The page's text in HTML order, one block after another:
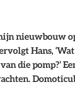
nieuwbouw
Hans,
die pomp?’